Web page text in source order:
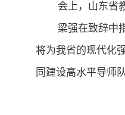
会上，山东省
梁强在致辞中
将为我省的现代化
同建设高水平导师